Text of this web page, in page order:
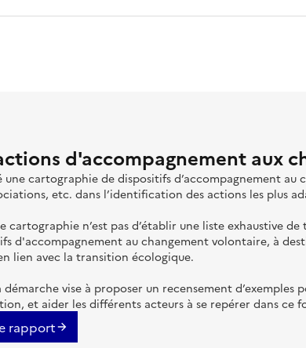
d'accompagnement aux
une cartographie de dispositifs d’accompagnement
etc. dans l’identification des actions les plus
cartographie n’est pas d’établir une liste exhaustive
d'accompagnement au changement volontaire, à
lien avec la transition écologique.
vise à proposer un recensement
et aider les différents acteurs à se repérer dans ce
rapport